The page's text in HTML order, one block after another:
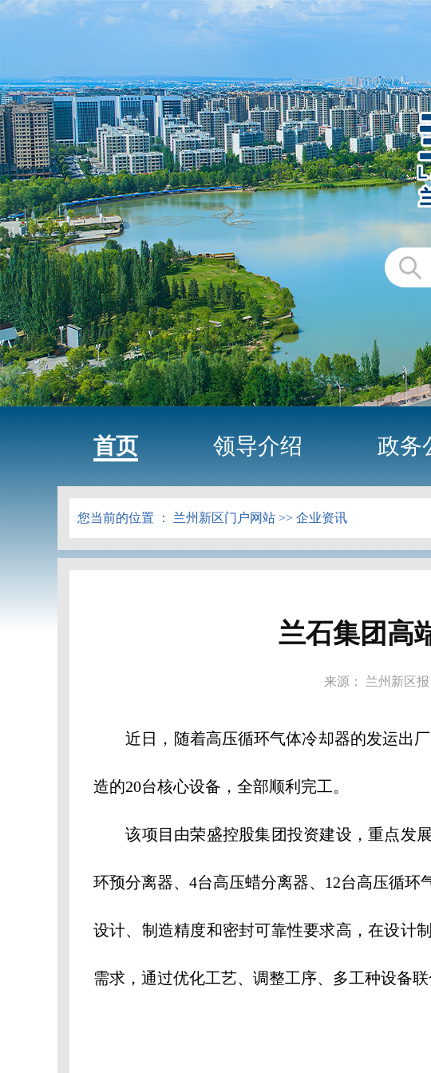
首页 领导介绍 政务
您当前的位置 ： 兰州新区门户网站 >> 企业资讯
兰石集团高
来源： 兰州新区报
近日，随着高压循环气体冷却器的发运出厂
造的20台核心设备，全部顺利完工。
该项目由荣盛控股集团投资建设，重点发展
环预分离器、4台高压蜡分离器、12台高压循
设计、制造精度和密封可靠性要求高，在设计
需求，通过优化工艺、调整工序、多工种设备